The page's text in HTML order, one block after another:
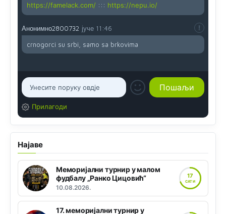
https://famelack.com/ ::: https://nepu.io/
Анонимно2800732 јуче 11:46
crnogorci su srbi, samo sa brkovima
Прилагоди
Најаве
Меморијални турнир у малом
фудбалу „Ранко Цицовић“
10.08.2026.
17
САТИ
17. меморијални турнир у